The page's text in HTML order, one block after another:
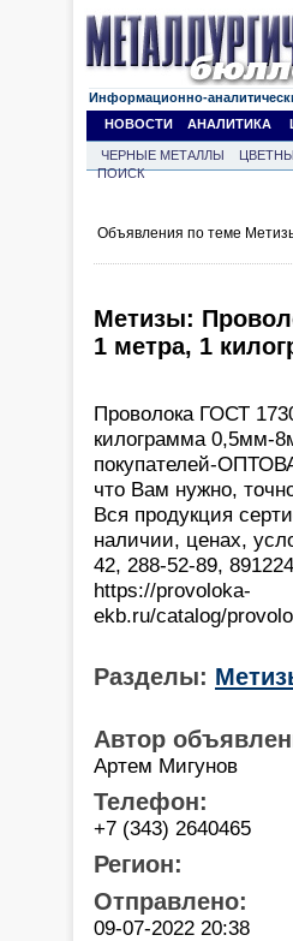
Информационно-
НОВОСТИ
АНАЛИТИКА
ЧЕРНЫЕ МЕТАЛЛЫ
ПОИСК
Объявления по теме
Метизы:
1 метра, 1
Проволока ГОСТ
килограмма 0,5мм-
покупателей-
что Вам нужно,
Вся продукция
наличии, ценах,
42, 288-52-89,
https://provoloka-
ekb.ru/catalog/
Разделы:
Автор
Артем Мигунов
Телефон:
+7 (343) 2640465
Регион:
Отправлено:
09-07-2022 20:38